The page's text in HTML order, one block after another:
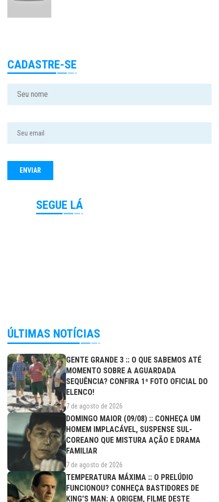
CADASTRE-SE
SEGUE LÁ
ÚLTIMAS NOTÍCIAS
GENTE GRANDE 3 :: O QUE SABEMOS ATÉ
MOMENTO SOBRE A AGUARDADA
SEQUÊNCIA? CONFIRA 1ª FOTO OFICIAL DO
ELENCO!
7 de agosto de 2026
DOMINGO MAIOR (09/08) :: CONHEÇA UM
HOMEM IMPLACÁVEL, SUSPENSE SUL-
COREANO QUE MISTURA AÇÃO E DRAMA
FAMILIAR
7 de agosto de 2026
TEMPERATURA MÁXIMA :: O PRELÚDIO
FUNCIONOU? CONHEÇA BASTIDORES DE
KING’S MAN: A ORIGEM, FILME DESTE